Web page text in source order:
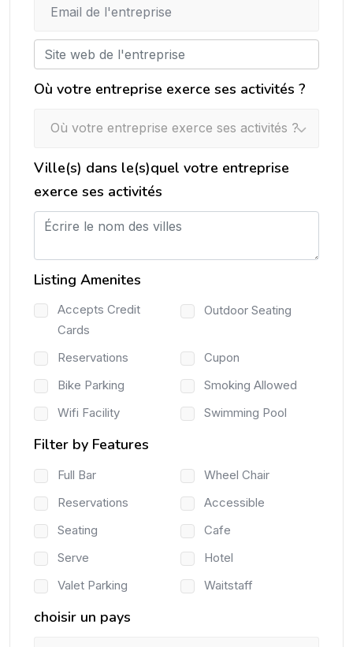
Où votre entreprise exerce ses activités ?
Où votre entreprise exerce ses activités ?
Ville(s) dans le(s)quel votre entreprise
exerce ses activités
Listing Amenites
Accepts Credit
Cards
Outdoor Seating
Reservations
Cupon
Bike Parking
Smoking Allowed
Wifi Facility
Swimming Pool
Filter by Features
Full Bar
Wheel Chair
Reservations
Accessible
Seating
Cafe
Serve
Hotel
Valet Parking
Waitstaff
choisir un pays